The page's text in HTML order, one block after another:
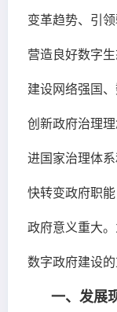
变革趋势、引
营造良好数字
建设网络强国
创新政府治理
进国家治理体
快转变政府职
政府意义重大
数字政府建设
一、发展